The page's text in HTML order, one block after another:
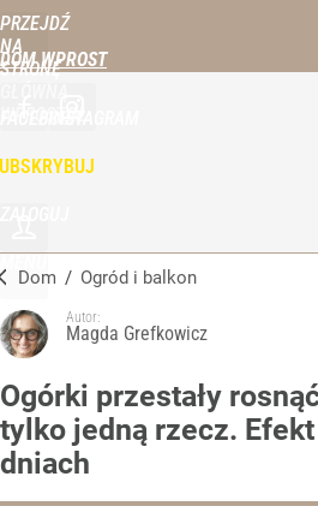
PRZEJDŹ
NA
STRONĘ
DOM WPROST
Dom / Ogród i balkon
Autor:
Magda Grefkowicz
Ogórki przestały
tylko jedną rzecz.
dniach